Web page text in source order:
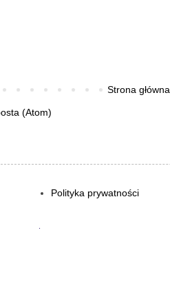
Strona główna
(Atom)
Polityka prywatności